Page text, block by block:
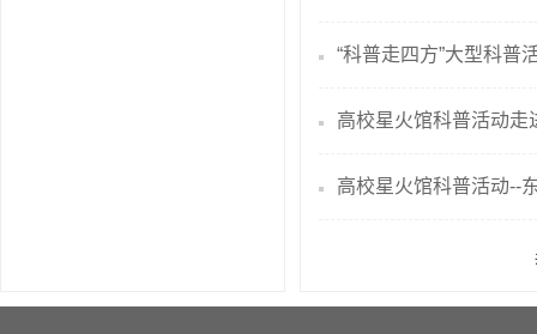
“科普走四方”大型科普
高校星火馆科普活动走
高校星火馆科普活动--